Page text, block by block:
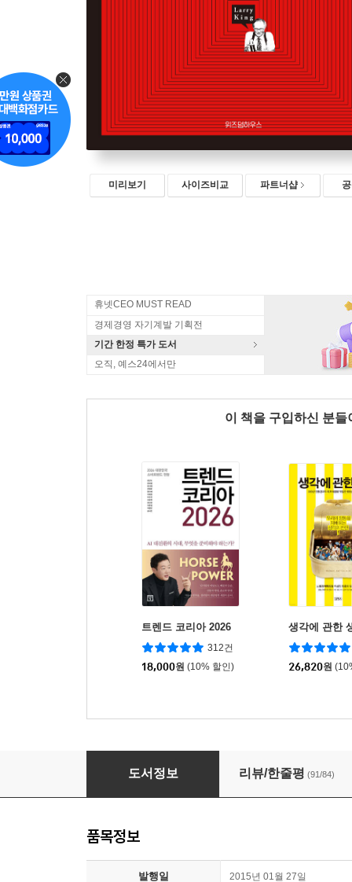
미리보기 사이즈비교 파트너샵
휴넷CEO MUST READ
경제경영 자기계발 기획전
기간 한정 특가 도서
오직, 예스24에서만
이 책을 구입하신 분
트렌드 코리아 2026
312건
18,000원 (10% 할인)
생각에 관한
26,820원
대화의 신
도서정보 리뷰/한줄평 (91/84)
품목정보
발행일 2015년 01월 27일